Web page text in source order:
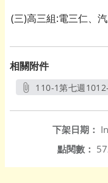
(三)高三組:電三仁、汽
相關附件
110-1第七週
下架日期：
點閱數：